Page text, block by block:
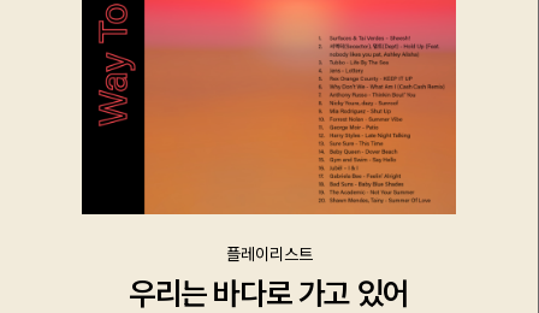
플레이리스트
우리는 바다로 가고 있어